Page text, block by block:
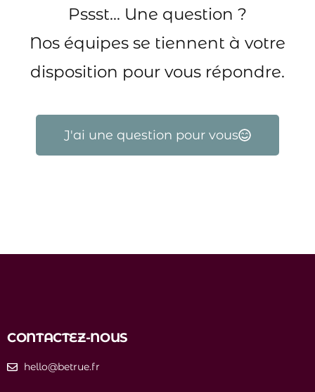
Pssst… Une question ?
Nos équipes se tiennent à votre
disposition pour vous répondre.
J'ai une question pour vous
CONTACTEZ-NOUS
hello@betrue.fr